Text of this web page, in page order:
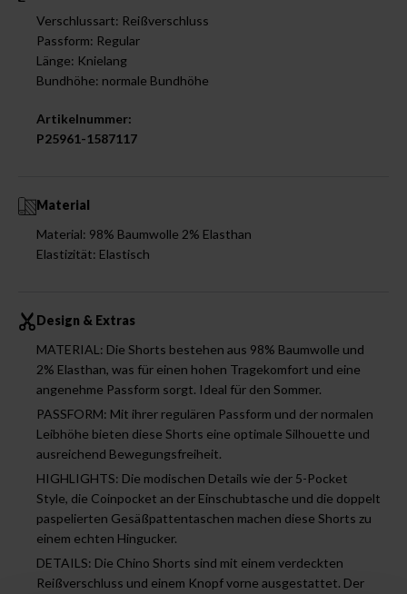
Verschlussart: Reißverschluss
Passform: Regular
Länge: Knielang
Bundhöhe: normale Bundhöhe
Artikelnummer:
P25961-1587117
Material
Material: 98% Baumwolle 2% Elasthan
Elastizität: Elastisch
Design & Extras
MATERIAL: Die Shorts bestehen aus 98% Baumwolle und
2% Elasthan, was für einen hohen Tragekomfort und eine
angenehme Passform sorgt. Ideal für den Sommer.
PASSFORM: Mit ihrer regulären Passform und der normalen
Leibhöhe bieten diese Shorts eine optimale Silhouette und
ausreichend Bewegungsfreiheit.
HIGHLIGHTS: Die modischen Details wie der 5-Pocket
Style, die Coinpocket an der Einschubtasche und die doppelt
paspelierten Gesäßpattentaschen machen diese Shorts zu
einem echten Hingucker.
DETAILS: Die Chino Shorts sind mit einem verdeckten
Reißverschluss und einem Knopf vorne ausgestattet. Der